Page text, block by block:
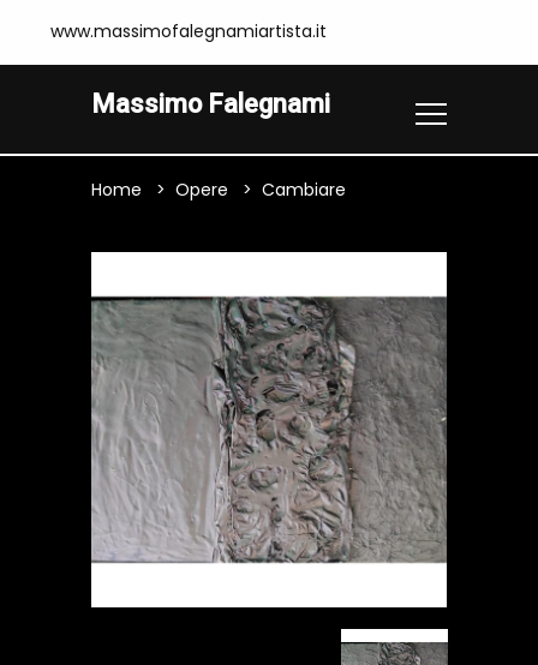
www.massimofalegnamiartista.it
Massimo Falegnami
Home Opere Cambiare